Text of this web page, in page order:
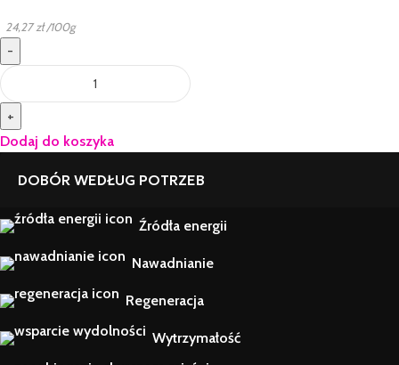
24,27zł /100g
-
+
Dodaj do koszyka
DOBÓR WEDŁUG POTRZEB
Źródła energii
Nawadnianie
Regeneracja
Wytrzymałość